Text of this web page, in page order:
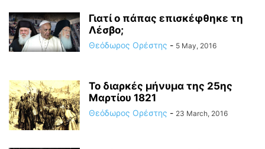
Γιατί ο πάπας επισκέφθηκε τη
Λέσβο;
Θεόδωρος Ορέστης - 5 May, 2016
To διαρκές μήνυμα της 25ης
Μαρτίου 1821
Θεόδωρος Ορέστης - 23 March, 2016